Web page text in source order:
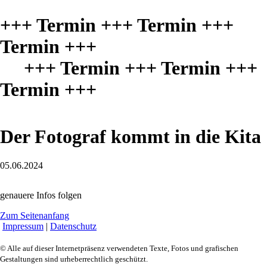
+++ Termin +++ Termin +++
Termin +++
+++ Termin +++ Termin +++
Termin +++
Der Fotograf kommt in die Kita
05.06.2024
genauere Infos folgen
Zum Seitenanfang
Impressum | Datenschutz
© Alle auf dieser Internetpräsenz verwendeten Texte, Fotos und grafischen
Gestaltungen sind urheberrechtlich geschützt.